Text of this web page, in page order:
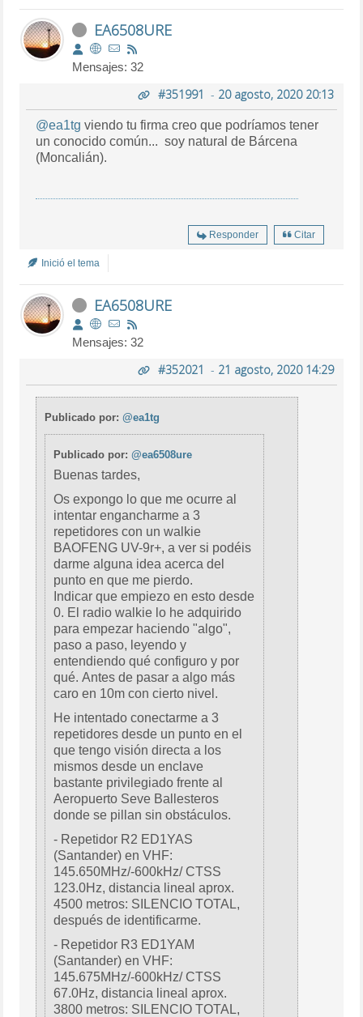
EA6508URE
Mensajes: 32
#351991 - 20 agosto, 2020 20:13
@ea1tg viendo tu firma creo que podríamos tener
un conocido común... soy natural de Bárcena
(Moncalián).
Responder Citar
Inició el tema
EA6508URE
Mensajes: 32
#352021 - 21 agosto, 2020 14:29
Publicado por:@ea1tg
Publicado por:@ea6508ure
Buenas tardes,
Os expongo lo que me ocurre al
intentar engancharme a 3
repetidores con un walkie
BAOFENG UV-9r+, a ver si podéis
darme alguna idea acerca del
punto en que me pierdo.
Indicar que empiezo en esto desde
0. El radio walkie lo he adquirido
para empezar haciendo "algo",
paso a paso, leyendo y
entendiendo qué configuro y por
qué. Antes de pasar a algo más
caro en 10m con cierto nivel.
He intentado conectarme a 3
repetidores desde un punto en el
que tengo visión directa a los
mismos desde un enclave
bastante privilegiado frente al
Aeropuerto Seve Ballesteros
donde se pillan sin obstáculos.
- Repetidor R2 ED1YAS
(Santander) en VHF:
145.650MHz/-600kHz/ CTSS
123.0Hz, distancia lineal aprox.
4500 metros: SILENCIO TOTAL,
después de identificarme.
- Repetidor R3 ED1YAM
(Santander) en VHF:
145.675MHz/-600kHz/ CTSS
67.0Hz, distancia lineal aprox.
3800 metros: SILENCIO TOTAL,